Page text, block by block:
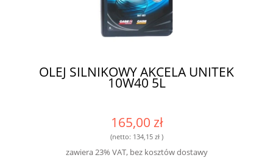
OLEJ SILNIKOWY AKCELA UNITEK
10W40 5L
165,00 zł
(netto: 134,15 zł)
zawiera 23% VAT, bez kosztów dostawy